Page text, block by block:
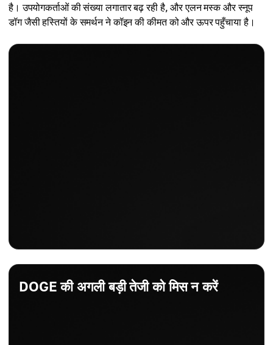
है। उपयोगकर्ताओं की संख्या लगातार बढ़ रही है, और एलन मस्क और स्नूप
डॉग जैसी हस्तियों के समर्थन ने कॉइन की कीमत को और ऊपर पहुँचाया है।
DOGE की अगली बड़ी तेजी को मिस न करें